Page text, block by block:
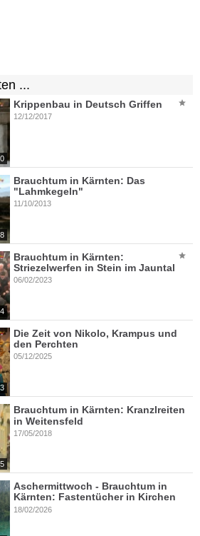
...
Krippenbau in Deutsch Griffen
12/12/2017
Brauchtum in Kärnten: Das
"Lahmkegeln"
11/10/2013
Brauchtum in Kärnten:
Striezelwerfen in Stein im Jauntal
06/02/2023
Die Zeit von Nikolo, Krampus und
den Perchten
05/12/2025
Brauchtum in Kärnten: Kranzlreiten
in Weitensfeld
17/05/2018
Aschermittwoch - Brauchtum in
Kärnten: Fastentücher in Kirchen
18/02/2026